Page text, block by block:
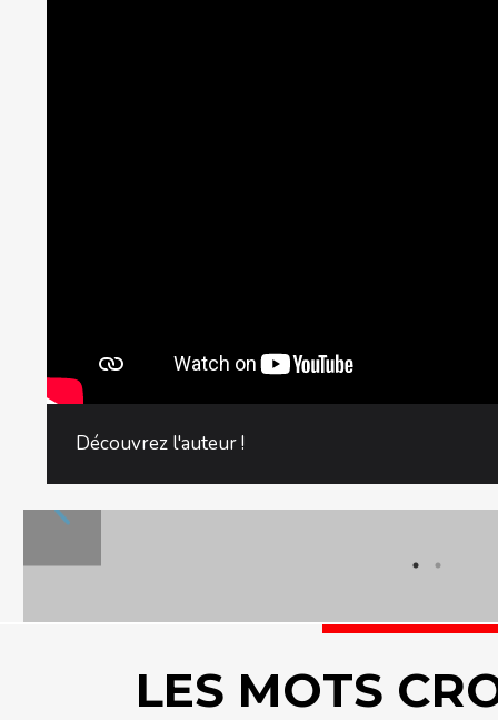
Découvrez l'auteur !
LES MOTS